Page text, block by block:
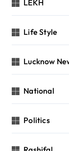
LEKH
Life Style
Lucknow
National
Politics